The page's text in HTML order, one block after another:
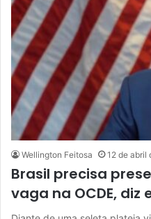
Wellington Feitosa 12 de abril
Brasil precisa
vaga na OCDE, diz